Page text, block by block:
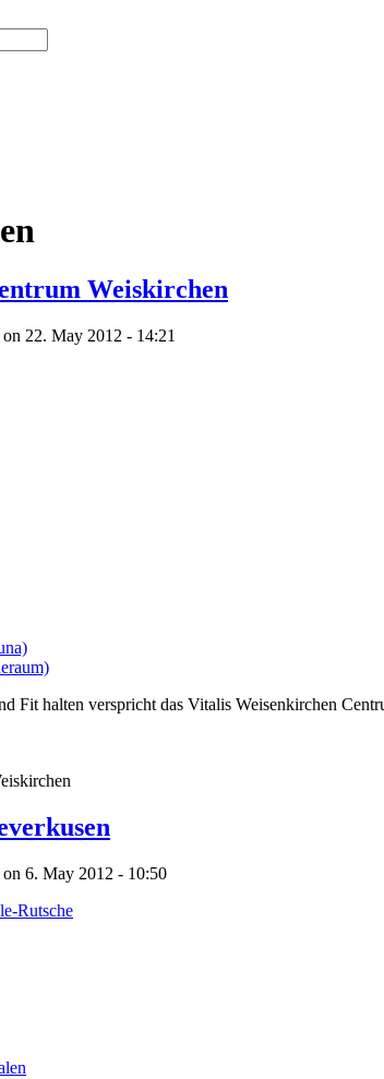
Weiskirchen
22. May 2012 - 14:21
Fit halten verspricht das Vitalis Weisenkirchen
6. May 2012 - 10:50
Rutsche